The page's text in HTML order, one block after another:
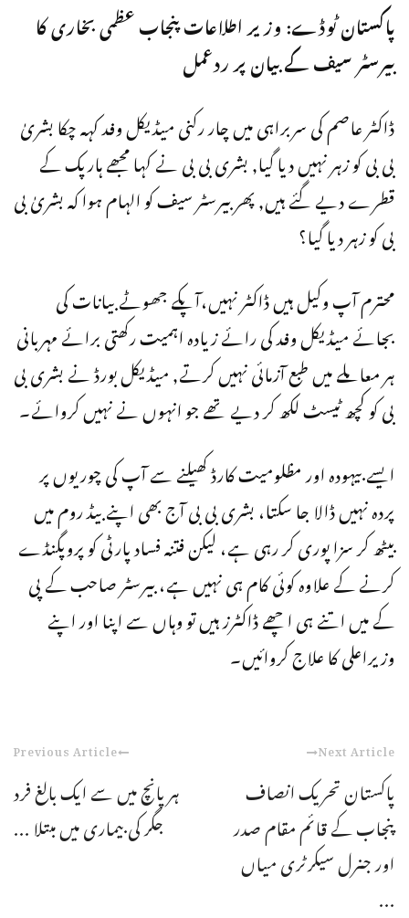
پاکستان ٹوڈے: وزیر اطلاعات پنجاب عظمی بخاری کا
بیرسٹر سیف کے بیان پر ردعمل
ڈاکٹر عاصم کی سربراہی میں چار رکنی میڈیکل وفد کہہ چکا بشریٰ
بی بی کو زہر نہیں دیا گیا, بشری بی بی نے کہا مجھے ہارپک کے
قطرے دیے گئے ہیں, پھر بیرسٹر سیف کو الہام ہوا کہ بشریٰ بی
بی کو زہر دیا گیا؟
محترم آپ وکیل ہیں ڈاکٹر نہیں،آپکے جھوٹے بیانات کی
بجائے میڈیکل وفد کی رائے زیادہ اہمیت رکھتی برائے مہربانی
ہر معاملے میں طبع آزمائی نہیں کرتے, میڈیکل بورڈ نے بشری بی
بی کو کچھ ٹیسٹ لکھ کر دیے تھے جو انہوں نے نہیں کروائے۔
ایسے بیہودہ اور مظلومیت کارڈ کھیلنے سے آپ کی چوریوں پر
پردہ نہیں ڈالا جا سکتا، بشری بی بی آج بھی اپنے بیڈ روم میں
بیٹھ کر سزا پوری کر رہی ہے، لیکن فتنہ فساد پارٹی کو پروپگنڈے
کرنے کے علاوہ کوئی کام ہی نہیں ہے، بیرسٹر صاحب کے پی
کے میں اتنے ہی اچھے ڈاکٹرز ہیں تو وہاں سے اپنا اور اپنے
وزیراعلی کا علاج کروائیں۔
Previous Article
ہر پانچ میں سے ایک بالغ فرد
جگر کی بیماری میں مبتلا ...
Next Article
پاکستان تحریک انصاف
پنجاب کے قائم مقام صدر
اور جنرل سیکرٹری میاں
...